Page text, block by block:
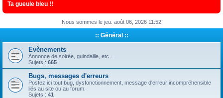
Ta gueule bleu !!
Nous sommes le jeu. août 06, 2026 11:52
:: Général ::
Evènements
Annonce de soirée, guindaille, etc ...
Sujets : 665
Bugs, messages d'erreurs
Postez ici tout bug, dysfonctionnement, message d'erreur incompréhensible
liés au site ou au forum.
Sujets : 41